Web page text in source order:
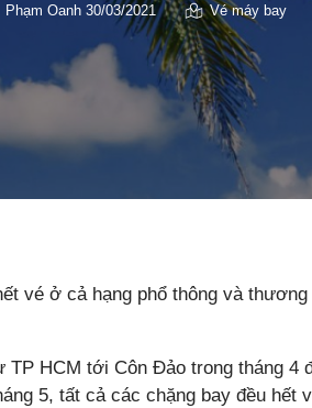
Phạm Oanh30/03/2021 Vé máy bay
vé ở cả hạng phổ thông và thương
HCM tới Côn Đảo trong tháng 4
5, tất cả các chặng bay đều hết